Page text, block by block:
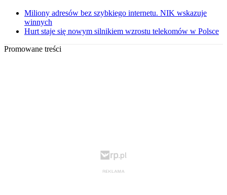
Miliony adresów bez szybkiego internetu. NIK wskazuje
winnych
Hurt staje się nowym silnikiem wzrostu telekomów w Polsce
Promowane treści